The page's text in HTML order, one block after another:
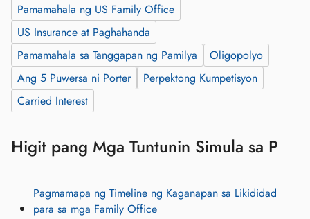
Pamamahala ng US Family Office
US Insurance at Paghahanda
Pamamahala sa Tanggapan ng Pamilya
Oligopolyo
Ang 5 Puwersa ni Porter
Perpektong Kumpetisyon
Carried Interest
Higit pang Mga Tuntunin Simula sa P
Pagmamapa ng Timeline ng Kaganapan sa Likididad
para sa mga Family Office